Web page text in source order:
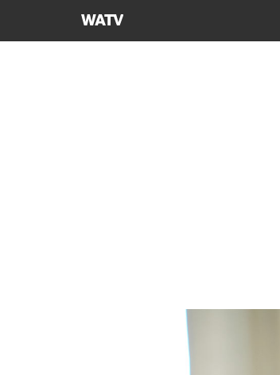
Hội